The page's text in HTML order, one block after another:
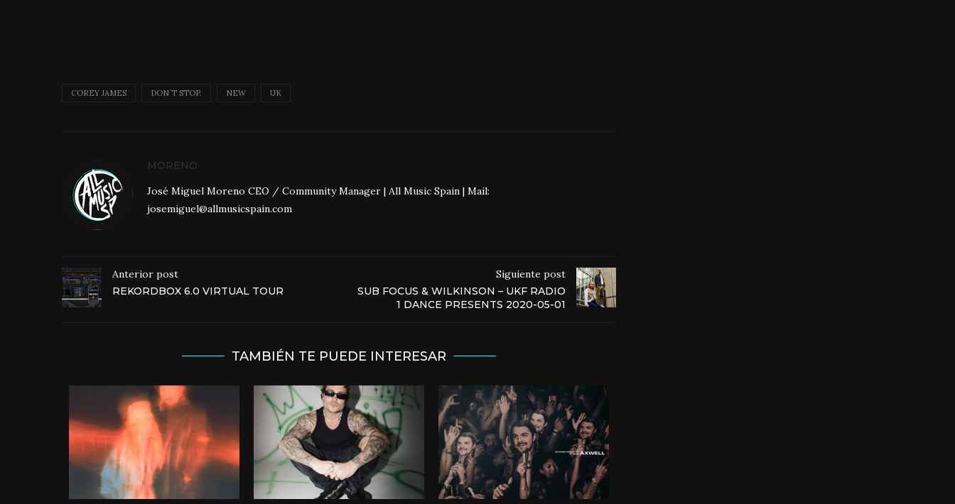
COREY JAMES DON´T STOP. NEW UK
MORENO
José Miguel Moreno CEO / Community Manager | All Music Spain | Mail:
josemiguel@allmusicspain.com
Anterior post
REKORDBOX 6.0 VIRTUAL TOUR
Siguiente post
SUB FOCUS & WILKINSON – UKF RADIO
1 DANCE PRESENTS 2020-05-01
TAMBIÉN TE PUEDE INTERESAR